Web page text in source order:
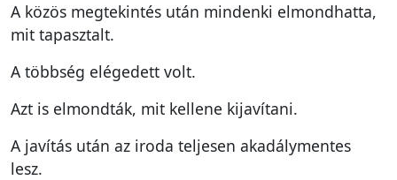
A közös megtekintés után mindenki elmondhatta,
mit tapasztalt.
A többség elégedett volt.
Azt is elmondták, mit kellene kijavítani.
A javítás után az iroda teljesen akadálymentes
lesz.